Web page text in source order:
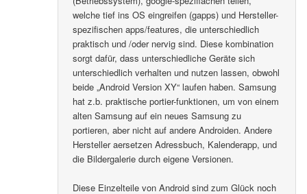
welche tief ins OS eingreifen (gapps) und Hersteller-
spezifischen apps/features, die unterschiedlich
praktisch und /oder nervig sind. Diese kombination
sorgt dafür, dass unterschiedliche Geräte sich
unterschiedlich verhalten und nutzen lassen, obwohl
beide „Android Version XY“ laufen haben. Samsung
hat z.b. praktische portier-funktionen, um von einem
alten Samsung auf ein neues Samsung zu
portieren, aber nicht auf andere Androiden. Andere
Hersteller aersetzen Adressbuch, Kalenderapp, und
die Bildergalerie durch eigene Versionen.
Diese Einzelteile von Android sind zum Glück noch